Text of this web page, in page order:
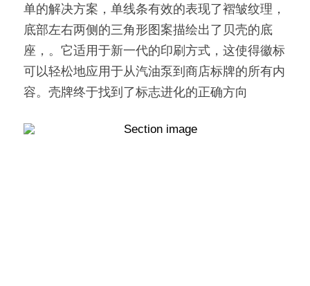
单的解决方案，单线条有效的表现了褶皱纹理，
底部左右两侧的三角形图案描绘出了贝壳的底
座，。它适用于新一代的印刷方式，这使得徽标
可以轻松地应用于从汽油泵到商店标牌的所有内
容。壳牌终于找到了标志进化的正确方向